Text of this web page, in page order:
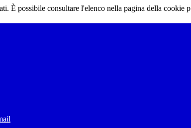
È possibile consultare l'elenco nella pagina della cookie